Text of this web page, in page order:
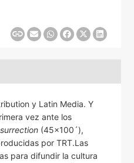
y Latin Media. Y
vez ante los
(45×100´),
por TRT.Las
para difundir la cultura